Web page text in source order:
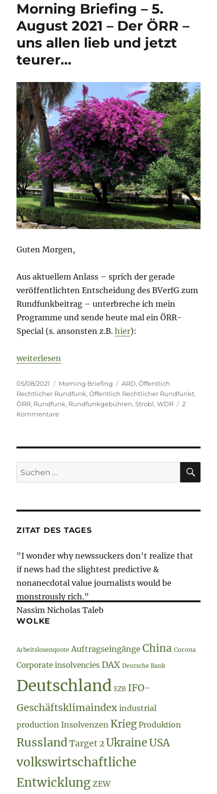
19.
2021
–
Medien
„4.
Gewalt“
entwickelt
sich….
Morning Briefing – 5.
August 2021 – Der ÖRR –
uns allen lieb und jetzt
teurer…
Guten Morgen,
Aus aktuellem Anlass – sprich der gerade
veröffentlichten Entscheidung des BVerfG zum
Rundfunkbeitrag – unterbreche ich mein
Programme und sende heute mal ein ÖRR-
Special (s. ansonsten z.B.hier):
„Morning Briefing – 5. August 2021 – Der ÖRR –
weiterlesen
Veröffentlicht
am
05/08/2021 Kategorien
Morning Briefing Schlagwörter
ARD,Öffentlich
Rechtlicher Rundfunk,Öffentlich Rechtlicher Rundfunkt,
ÖRR, Rundfunk, Rundfunkgebühren,Strobl,WDR
2
Kommentarezu
August
–
uns
und
jetzt
Suche
nach:
ZITAT DES TAGES
"I wonder why newssuckers don't realize that
if news had the slightest predictive &
nonanecdotal value journalists would be
monstrously rich."
Nassim Nicholas Taleb
WOLKE
Arbeitslosenquote Auftragseingänge China Corona
Corporate insolvencies DAX Deutsche Bank
Deutschland EZB IFO-
Geschäftsklimaindex industrial
production Insolvenzen Krieg Produktion
Russland Target 2 Ukraine USA
volkswirtschaftliche
Entwicklung ZEW